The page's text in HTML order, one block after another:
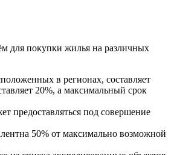
для покупки жилья на различных
в регионах, составляет
20%, а максимальный срок
предоставляться под совершение
50% от максимально возможной